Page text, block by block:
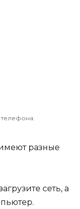
телефона.
разные
сеть, а